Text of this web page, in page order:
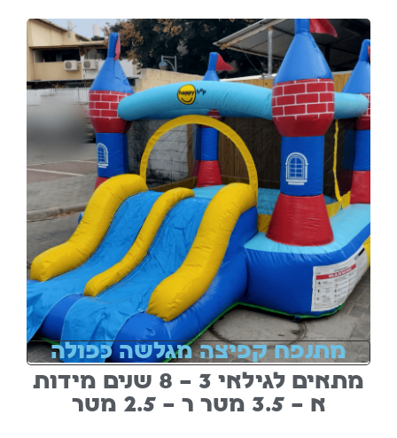
מתנפח קפיצה מגלשה כפולה
מתאים לגילאי 3 – 8 שנים מידות
א – 3.5 מטר ר – 2.5 מטר